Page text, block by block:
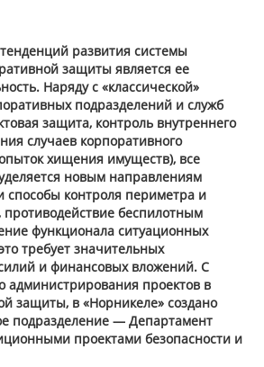
развития системы
защиты является ее
Наряду с «классической»
подразделений и служб
защита, контроль внутреннего
случаев корпоративного
хищения имуществ), все
новым направлениям
контроля периметра и
противодействие беспилотным
функционала ситуационных
требует значительных
и финансовых вложений. С
администрирования проектов в
защиты, в «Норникеле» создано
подразделение — Департамент
проектами безопасности и